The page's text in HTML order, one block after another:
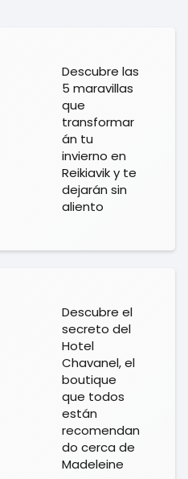
Descubre las
5 maravillas
que
transformar
án tu
invierno en
Reikiavik y te
dejarán sin
aliento
Descubre el
secreto del
Hotel
Chavanel, el
boutique
que todos
están
recomendan
do cerca de
Madeleine